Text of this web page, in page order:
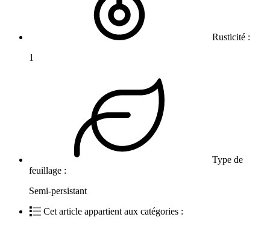
Rusticité :
1
Type de
feuillage :
Semi-persistant
Cet article appartient aux catégories :